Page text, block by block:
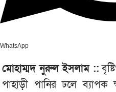
WhatsApp
মোহাম্মদ নুরুল ইসলাম ::
পাহাড়ী পানির ঢলে ব্যাপক